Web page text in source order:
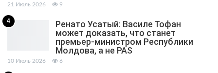
21 Июль 2026 9
4
Ренато Усатый: Василе Тофан
может доказать, что станет
премьер-министром Республики
Молдова, а не PAS
10 Июль 2026 6